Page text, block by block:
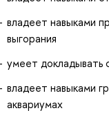
владеет навыками
выгорания
умеет докладывать
владеет навыками
аквариумах